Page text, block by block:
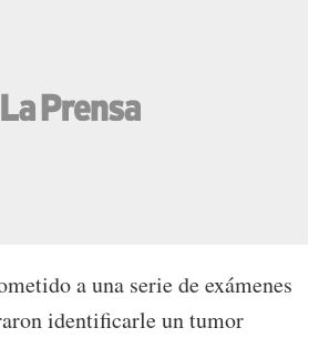
a una serie de exámenes
identificarle un tumor